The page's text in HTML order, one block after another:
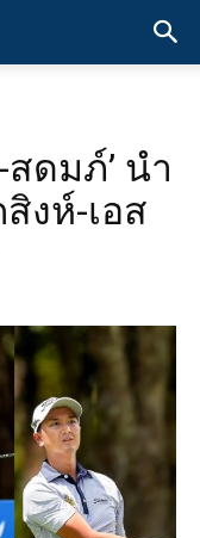
ดมภ์’ นำ
งห์-เอส